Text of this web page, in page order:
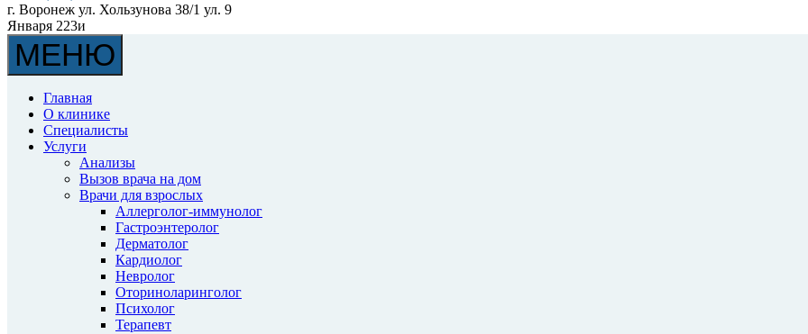
г. Воронеж ул. Хользунова 38/1 ул. 9
Января 223и
МЕНЮ
Главная
О клинике
Специалисты
Услуги
Анализы
Вызов врача на дом
Врачи для взрослых
Аллерголог-иммунолог
Гастроэнтеролог
Дерматолог
Кардиолог
Невролог
Оториноларинголог
Психолог
Терапевт